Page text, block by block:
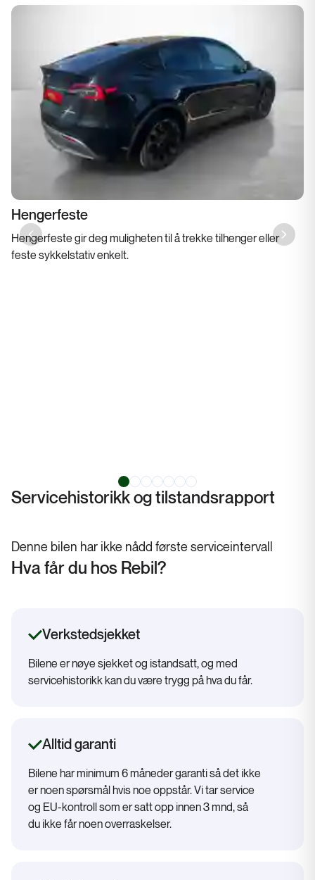
Hengerfeste
Hengerfeste gir deg muligheten til å trekke tilhenger eller
feste sykkelstativ enkelt.
Previous slide Next
Servicehistorikk og tilstandsrapport
Denne bilen har ikke nådd første serviceintervall
Hva får du hos Rebil?
Verkstedsjekket
Bilene er nøye sjekket og istandsatt, og med
servicehistorikk kan du være trygg på hva du får.
Alltid garanti
Bilene har minimum 6 måneder garanti så det ikke
er noen spørsmål hvis noe oppstår. Vi tar service
og EU-kontroll som er satt opp innen 3 mnd, så
du ikke får noen overraskelser.